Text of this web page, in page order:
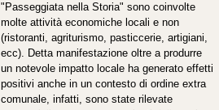
"Passeggiata nella Storia" sono coinvolte
molte attività economiche locali e non
(ristoranti, agriturismo, pasticcerie, artigiani,
ecc). Detta manifestazione oltre a produrre
un notevole impatto locale ha generato effetti
positivi anche in un contesto di ordine extra
comunale, infatti, sono state rilevate